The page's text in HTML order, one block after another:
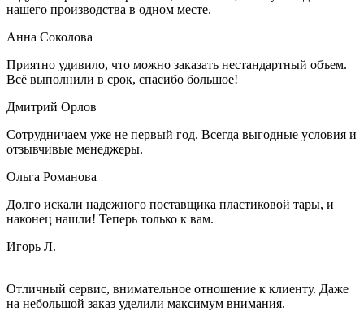
нашего производства в одном месте.
Анна Соколова
Приятно удивило, что можно заказать нестандартный объем.
Всё выполнили в срок, спасибо большое!
Дмитрий Орлов
Сотрудничаем уже не первый год. Всегда выгодные условия и
отзывчивые менеджеры.
Ольга Романова
Долго искали надежного поставщика пластиковой тары, и
наконец нашли! Теперь только к вам.
Игорь Л.
Отличный сервис, внимательное отношение к клиенту. Даже
на небольшой заказ уделили максимум внимания.